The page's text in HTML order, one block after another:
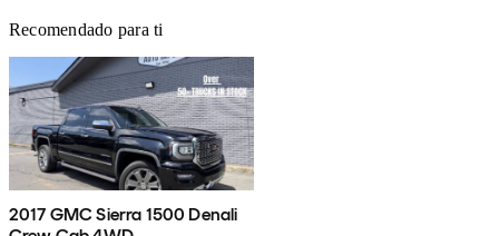
Recomendado para ti
2017 GMC Sierra 1500 Denali